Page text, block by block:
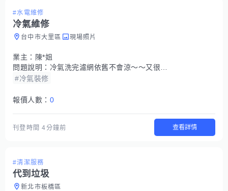
#水電維修
冷氣維修
台中市大里區 現場照片
業主： 陳*姐
問題說明： 冷氣洗完濾網依舊不會涼～～又很耗電
#冷氣裝修
報價人數： 0
刊登時間4分鐘前 查看詳情
#清潔服務
代到垃圾
新北市板橋區